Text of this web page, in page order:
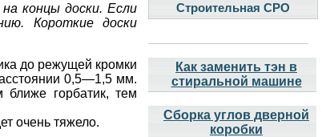
концы доски. Если
Короткие доски
до режущей кромки
0,5—1,5 мм.
горбатик, тем
очень тяжело.
Строительная СРО
Как заменить тэн в
стиральной машине
Сборка углов дверной
коробки